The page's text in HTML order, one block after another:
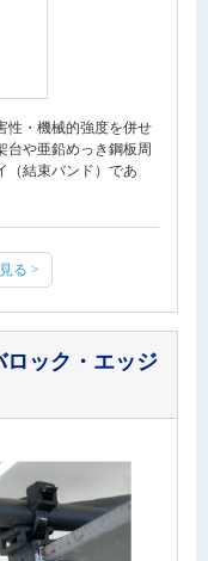
性・機械的強度を併せ
台や亜鉛めっき鋼板周
（結束バンド）であ
る >
ロック・エッジ